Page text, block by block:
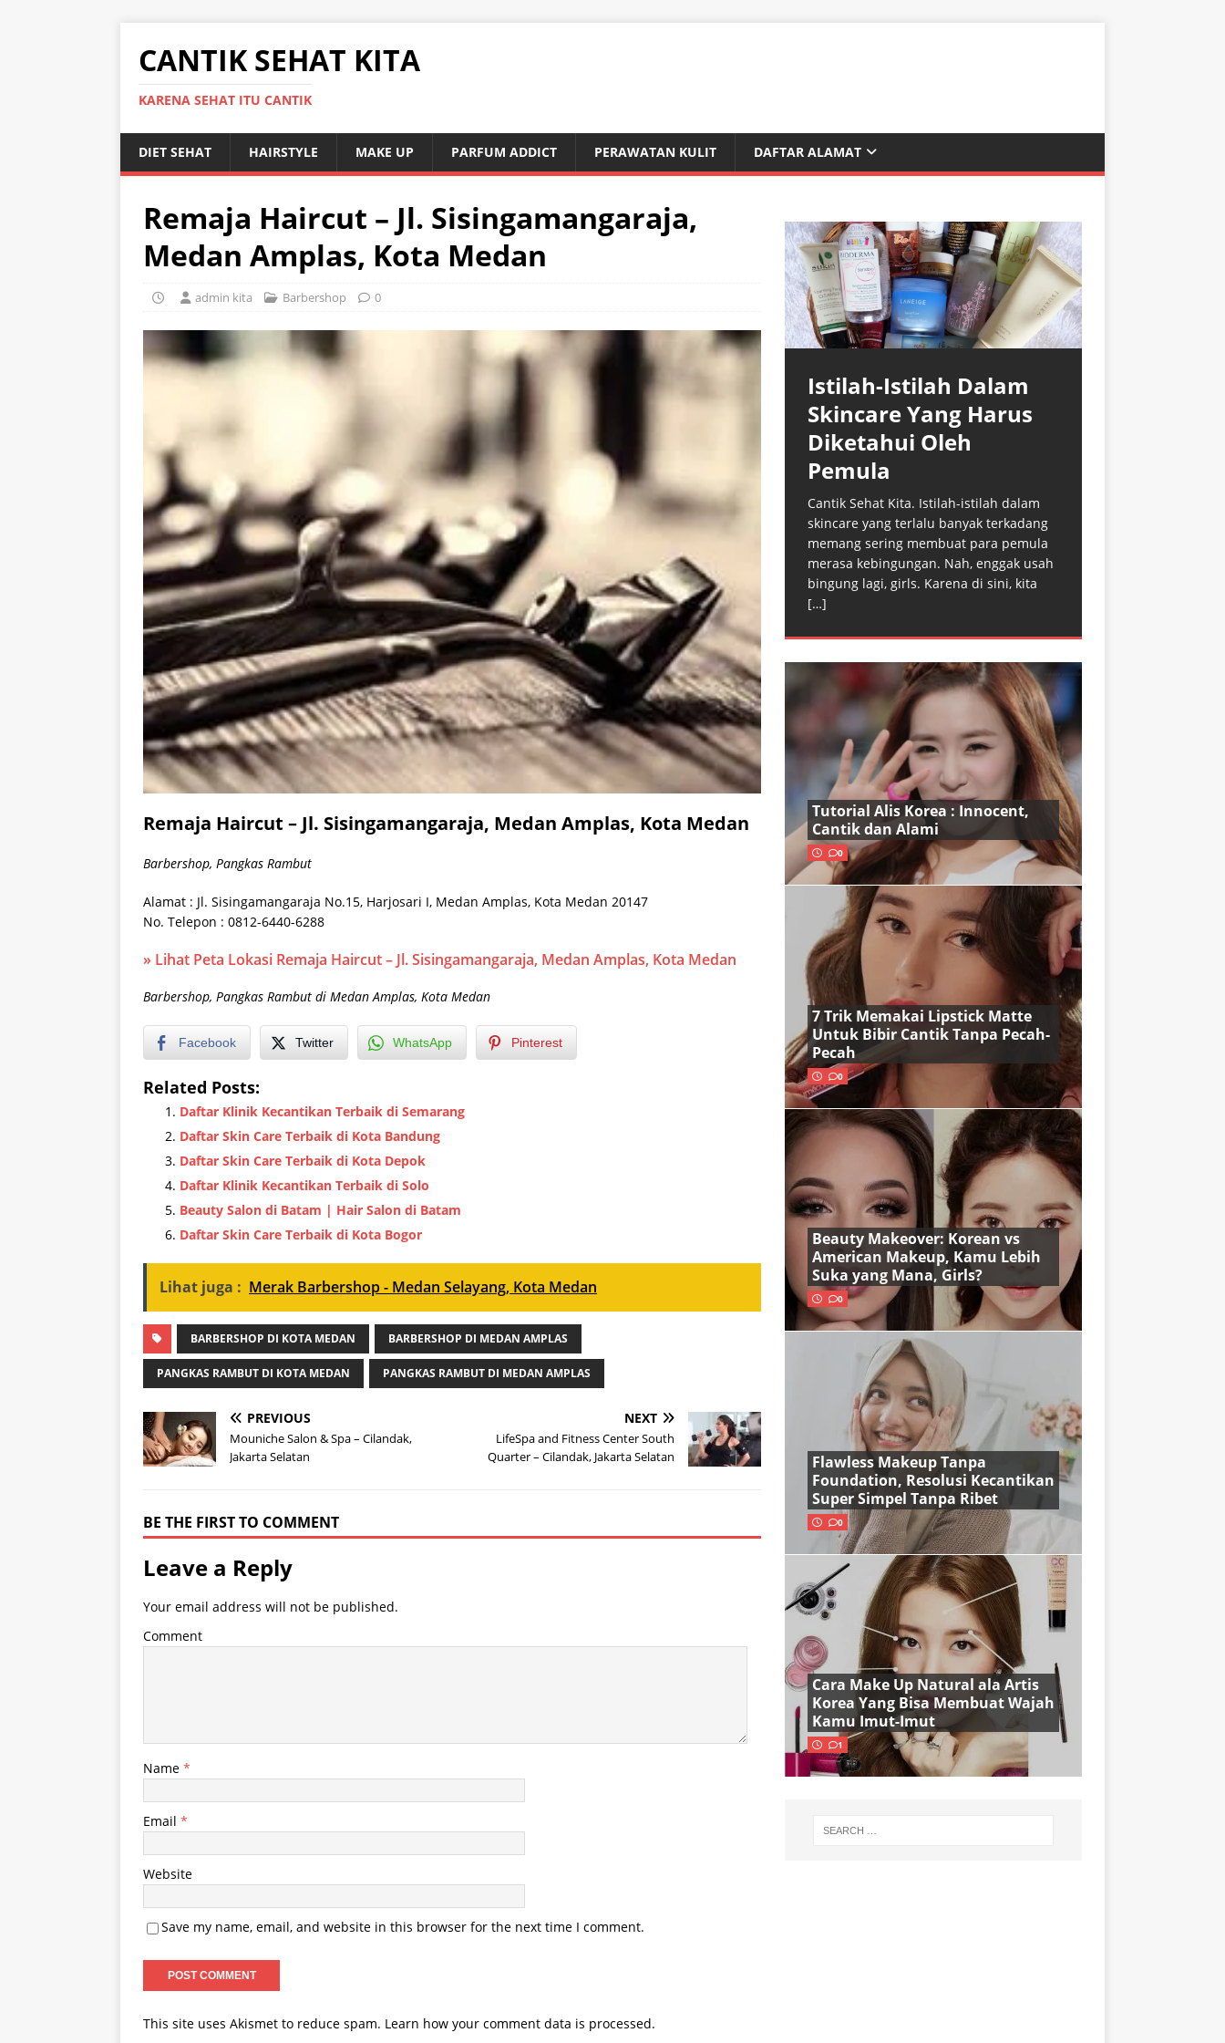
CANTIK SEHAT KITA
KARENA SEHAT ITU CANTIK
DIET SEHAT HAIRSTYLE MAKE UP PARFUM ADDICT PERAWATAN KULIT DAFTAR ALAMAT
Remaja Haircut – Jl. Sisingamangaraja,
Medan Amplas, Kota Medan
admin kita Barbershop 0
Remaja Haircut – Jl. Sisingamangaraja, Medan Amplas, Kota Medan
Barbershop, Pangkas Rambut
Alamat : Jl. Sisingamangaraja No.15, Harjosari I, Medan Amplas, Kota Medan 20147
No. Telepon : 0812-6440-6288
» Lihat Peta Lokasi Remaja Haircut – Jl. Sisingamangaraja, Medan Amplas, Kota Medan
Barbershop, Pangkas Rambut di Medan Amplas, Kota Medan
Facebook Twitter WhatsApp Pinterest
Related Posts:
Daftar Klinik Kecantikan Terbaik di Semarang
Daftar Skin Care Terbaik di Kota Bandung
Daftar Skin Care Terbaik di Kota Depok
Daftar Klinik Kecantikan Terbaik di Solo
Beauty Salon di Batam | Hair Salon di Batam
Daftar Skin Care Terbaik di Kota Bogor
Lihat juga : Merak Barbershop - Medan Selayang, Kota Medan
BARBERSHOP DI KOTA MEDAN BARBERSHOP DI MEDAN AMPLAS
PANGKAS RAMBUT DI KOTA MEDAN PANGKAS RAMBUT DI MEDAN AMPLAS
PREVIOUS
Mouniche Salon & Spa – Cilandak,
Jakarta Selatan
NEXT
LifeSpa and Fitness Center South
Quarter – Cilandak, Jakarta Selatan
BE THE FIRST TO COMMENT
Leave a Reply
Your email address will not be published.
Comment
Name *
Email *
Website
Save my name, email, and website in this browser for the next time I comment.
This site uses Akismet to reduce spam. Learn how your comment data is processed.
Istilah-Istilah Dalam
Skincare Yang Harus
Diketahui Oleh
Pemula
Cantik Sehat Kita. Istilah-istilah dalam
skincare yang terlalu banyak terkadang
memang sering membuat para pemula
merasa kebingungan. Nah, enggak usah
bingung lagi, girls. Karena di sini, kita
[…]
Tutorial Alis Korea : Innocent,
Cantik dan Alami
0
7 Trik Memakai Lipstick Matte
Untuk Bibir Cantik Tanpa Pecah-
Pecah
0
Beauty Makeover: Korean vs
American Makeup, Kamu Lebih
Suka yang Mana, Girls?
0
Flawless Makeup Tanpa
Foundation, Resolusi Kecantikan
Super Simpel Tanpa Ribet
0
Cara Make Up Natural ala Artis
Korea Yang Bisa Membuat Wajah
Kamu Imut-Imut
1